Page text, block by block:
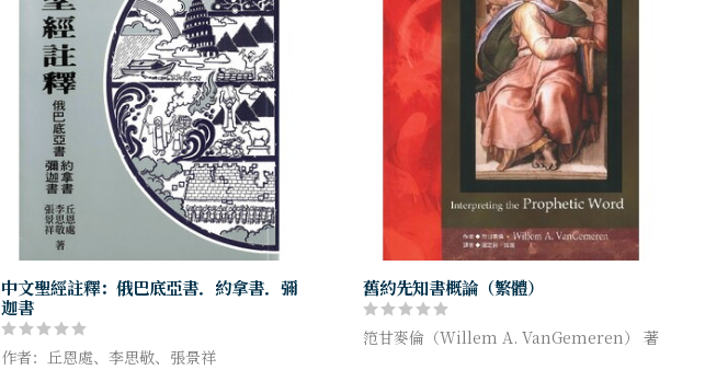
中文聖經註釋：俄巴底亞書．約拿書．彌
迦書
作者：丘恩處、李思敬、張景祥
舊約先知書概論（繁體）
笵甘麥倫（Willem A. VanGemeren） 著